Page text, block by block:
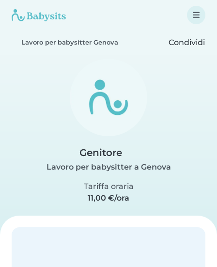
Lavoro per babysitter Genova Condividi
Genitore
Lavoro per babysitter a Genova
Tariffa oraria
11,00 €/ora